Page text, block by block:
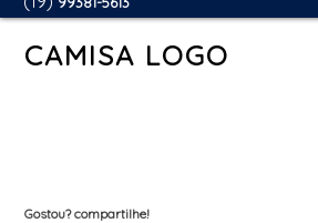
CAMISA LOGO
Gostou? compartilhe!